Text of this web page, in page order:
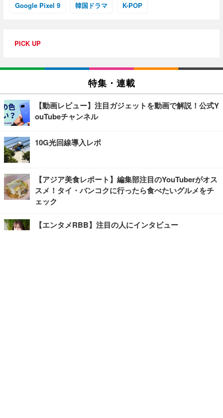
Google Pixel 9 韓国ドラマ K-POP
PICK UP
特集・連載
【動画レビュー】注目ガジェットを動画で解説！公式Y
ouTubeチャンネル
10G光回線導入レポ
【アジア美食レポート】編集部注目のYouTuberがオス
スメ！タイ・バンコクに行ったら食べたいグルメをチ
ェック
【エンタメRBB】注目の人にインタビュー